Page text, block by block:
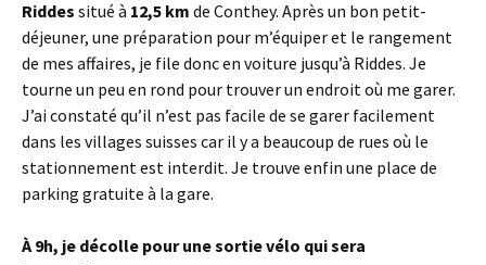
Riddes situé à 12,5 km de Conthey. Après un bon petit-
déjeuner, une préparation pour m’équiper et le rangement
de mes affaires, je file donc en voiture jusqu’à Riddes. Je
tourne un peu en rond pour trouver un endroit où me garer.
J’ai constaté qu’il n’est pas facile de se garer facilement
dans les villages suisses car il y a beaucoup de rues où le
stationnement est interdit. Je trouve enfin une place de
parking gratuite à la gare.
À 9h, je décolle pour une sortie vélo qui sera